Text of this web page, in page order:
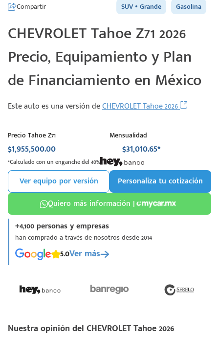
Compartir
SUV Grande Gasolina
CHEVROLET Tahoe Z71 2026
Precio, Equipamiento y Plan
de Financiamiento en México
Este auto es una versión deCHEVROLET Tahoe 2026
Nuestra opinión del CHEVROLET Tahoe 2026
Precio Tahoe Z71
$1,955,500.00
Mensualidad
$31,010.65*
*Calculado con un enganche del 40%
Ver equipo por versión
Personaliza tu cotización
Quiero más información |
+4,100 personas y empresas
han comprado a través de nosotros desde 2014
5.0Ver más